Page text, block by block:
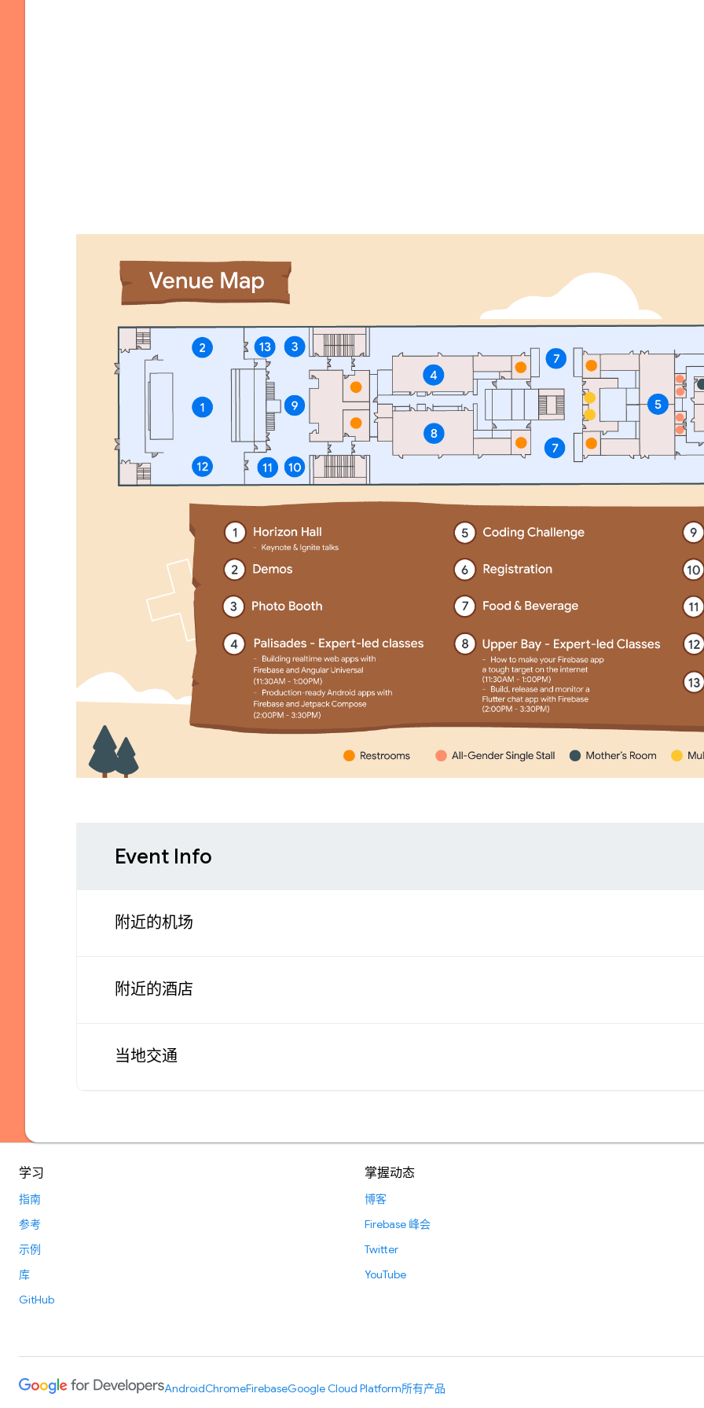
Event Info
附近的机场
附近的酒店
当地交通
学习
指南
参考
示例
库
GitHub
掌握动态
博客
Firebase 峰会
Twitter
YouTube
AndroidChromeFirebaseGoogle Cloud Platform所有产品